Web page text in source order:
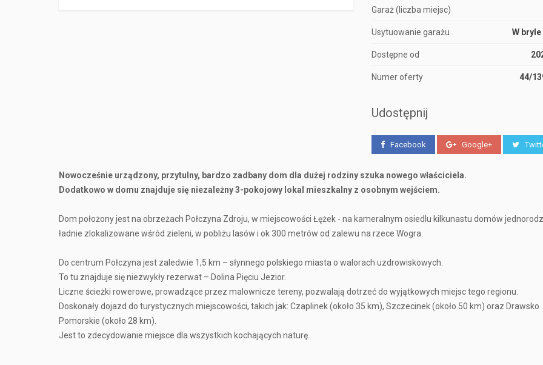
Garaż (liczba miejsc)
Usytuowanie garażu W
Dostępne od
Numer oferty 44/
Udostępnij
Facebook Google+
Nowocześnie urządzony, przytulny, bardzo zadbany dom dla dużej rodziny szuka nowego właściciela.
Dodatkowo w domu znajduje się niezależny 3-pokojowy lokal mieszkalny z osobnym wejściem.
Dom położony jest na obrzeżach Połczyna Zdroju, w miejscowości Łężek - na kameralnym osiedlu kilkunastu domów
ładnie zlokalizowane wśród zieleni, w pobliżu lasów i ok 300 metrów od zalewu na rzece Wogra.
Do centrum Połczyna jest zaledwie 1,5 km – słynnego polskiego miasta o walorach uzdrowiskowych.
To tu znajduje się niezwykły rezerwat – Dolina Pięciu Jezior.
Liczne ścieżki rowerowe, prowadzące przez malownicze tereny, pozwalają dotrzeć do wyjątkowych miejsc tego regionu.
Doskonały dojazd do turystycznych miejscowości, takich jak: Czaplinek (około 35 km), Szczecinek (około 50 km) oraz Drawsko
Pomorskie (około 28 km).
Jest to zdecydowanie miejsce dla wszystkich kochających naturę.